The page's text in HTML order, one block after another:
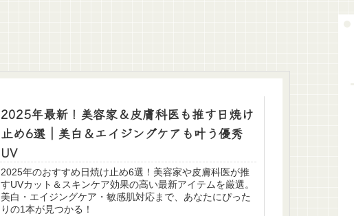
2025年最新！美容家＆皮膚科医も推す日焼け
止め6選｜美白＆エイジングケアも叶う優秀
UV
2025年のおすすめ日焼け止め6選！美容家や皮膚科医が推
すUVカット＆スキンケア効果の高い最新アイテムを厳選。
美白・エイジングケア・敏感肌対応まで、あなたにぴった
りの1本が見つかる！